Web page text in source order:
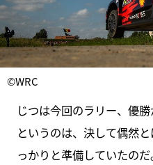
©WRC
じつは今回のラリー、優
というのは、決して偶然
っかりと準備していたのだ